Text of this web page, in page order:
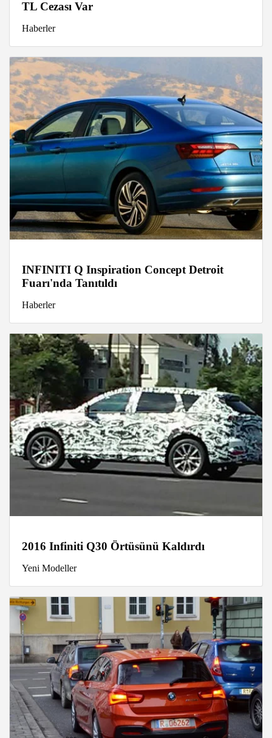
TL Cezası Var
Haberler
INFINITI Q Inspiration Concept Detroit
Fuarı'nda Tanıtıldı
Haberler
2016 Infiniti Q30 Örtüsünü Kaldırdı
Yeni Modeller